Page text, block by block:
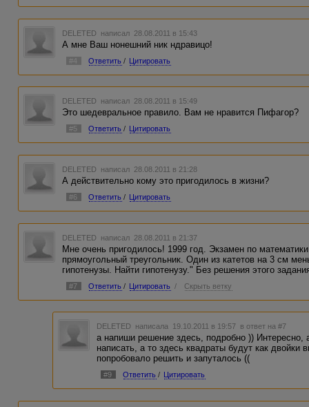
DELETED написал 28.08.2011 в 15:43
А мне Ваш нонешний ник ндравицо!
#4 Ответить / Цитировать
DELETED написал 28.08.2011 в 15:49
Это шедевральное правило. Вам не нравится Пифагор?
#5 Ответить / Цитировать
DELETED написал 28.08.2011 в 21:28
А действительно кому это пригодилось в жизни?
#6 Ответить / Цитировать
DELETED написал 28.08.2011 в 21:37
Мне очень пригодилось! 1999 год. Экзамен по
прямоугольный треугольник. Один из катетов на 3 см
гипотенузы. Найти гипотенузу." Без решения этого
#7 Ответить / Цитировать / Скрыть ветку
DELETED написала 19.10.2011 в 19:57 в ответ на #7
а напиши решение здесь, подробно ))
написать, а то здесь квадраты будут как двойки
попробовало решить и запуталось ((
#9 Ответить / Цитировать